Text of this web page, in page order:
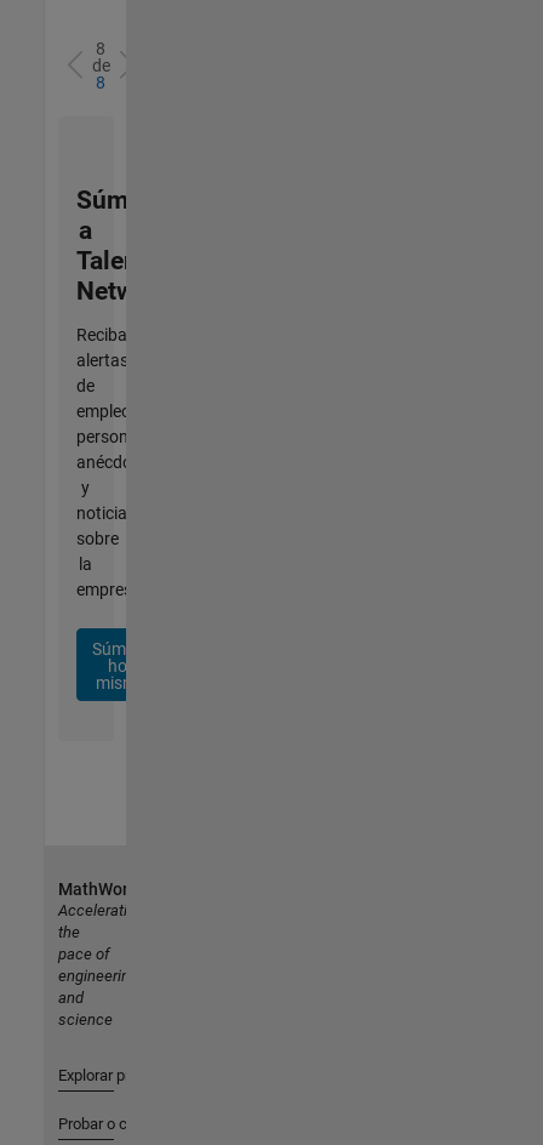
8
de
8
Súmese
a
Talent
Network
Reciba
alertas
de
empleo
personalizadas,
anécdotas
y
noticias
sobre
la
empresa.
Súmese
hoy
mismo
MathWorks
Accelerating
the
pace of
engineering
and
science
Explorar productos
Probar o comprar